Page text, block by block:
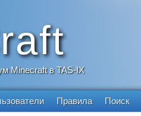
Minecraft в TAS-IX
Правила Поиск